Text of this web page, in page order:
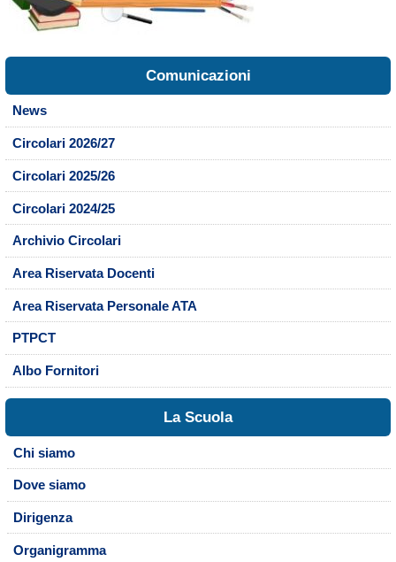
Comunicazioni
News
Circolari 2026/27
Circolari 2025/26
Circolari 2024/25
Archivio Circolari
Area Riservata Docenti
Area Riservata Personale ATA
PTPCT
Albo Fornitori
La Scuola
Chi siamo
Dove siamo
Dirigenza
Organigramma